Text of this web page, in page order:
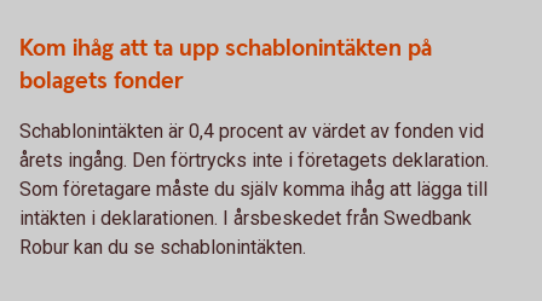
Kom ihåg att ta upp schablonintäkten på
bolagets fonder
Schablonintäkten är 0,4 procent av värdet av fonden vid
årets ingång. Den förtrycks inte i företagets deklaration.
Som företagare måste du själv komma ihåg att lägga till
intäkten i deklarationen. I årsbeskedet från Swedbank
Robur kan du se schablonintäkten.